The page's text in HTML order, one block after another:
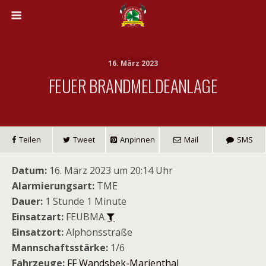
16. März 2023
FEUER BRANDMELDEANLAGE
Teilen Tweet Anpinnen Mail SMS
Datum: 16. März 2023 um 20:14 Uhr
Alarmierungsart: TME
Dauer: 1 Stunde 1 Minute
Einsatzart: FEUBMA
Einsatzort:Alphonsstraße
Mannschaftsstärke: 1/6
Fahrzeuge: FF Wandsbek-Marienthal